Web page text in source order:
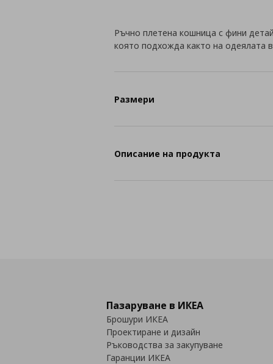
Ръчно плетена кошница с фини
която подхожда както на одеялата
Размери
Описание на продукта
Пазаруване в ИКЕА
Брошури ИКЕА
Проектиране и дизайн
Ръководства за закупуване
Гаранции ИКЕА